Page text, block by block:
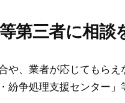
第三者に相談
や、業者が応じてもらえ
紛争処理支援センター